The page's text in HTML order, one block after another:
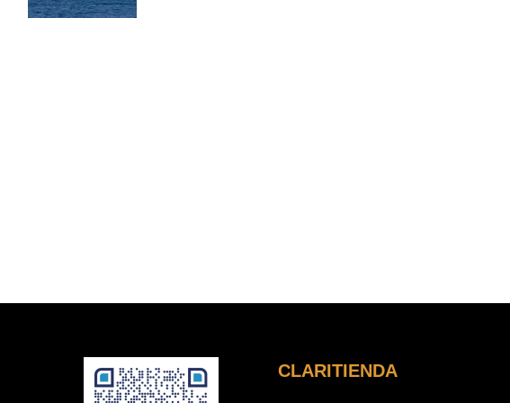
CLARITIENDA